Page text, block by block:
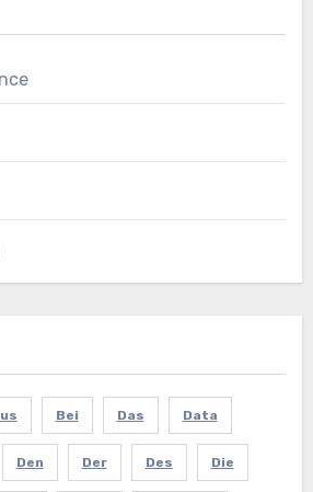
Bei Das Data
Den Der Des Die